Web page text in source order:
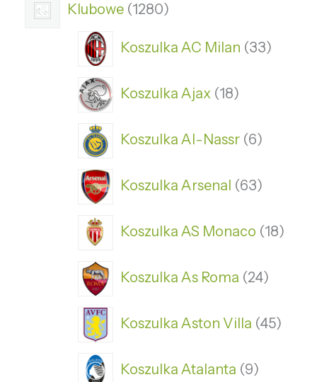
Klubowe 1280
Koszulka AC Milan 33
Koszulka Ajax 18
Koszulka Al-Nassr 6
Koszulka Arsenal 63
Koszulka AS Monaco 18
Koszulka As Roma 24
Koszulka Aston Villa 45
Koszulka Atalanta 9